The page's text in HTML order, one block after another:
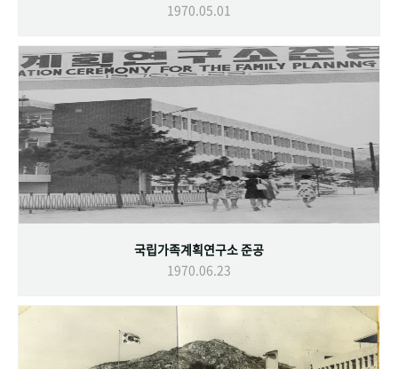
1970.05.01
국립가족계획연구소 준공
1970.06.23